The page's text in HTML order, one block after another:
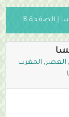
| الصفحة 8
, العصر, المغرب